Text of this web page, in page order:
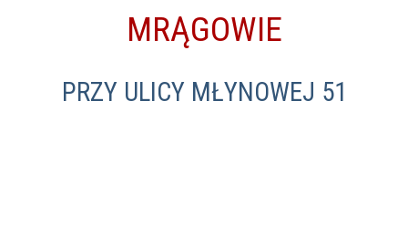
MRĄGOWIE
PRZY ULICY MŁYNOWEJ 51